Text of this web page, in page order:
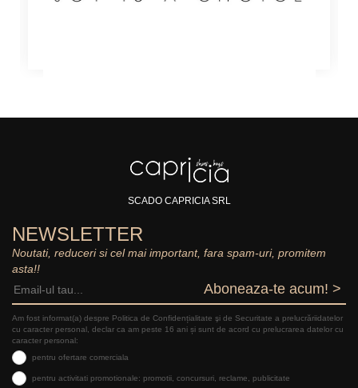
SCADO CAPRICIA SRL
NEWSLETTER
Noutati, reduceri si cel mai important, fara spam-uri, promitem
asta!!
Aboneaza-te acum! >
Am fost informat(a) despre Politica de Confidențialitate şi de Securitate a prelucrăriidatelor
cu caracter personal, declar ca am peste 16 ani și sunt de acord cu prelucrarea datelor cu
caracter personal:
pentru ofertare comerciala
pentru activitati promotionale: promotii, concursuri, reclame, publicitate